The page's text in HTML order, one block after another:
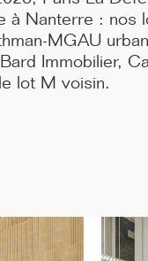
les
l'ouverture
Le
Grand
à Nanterre : nos
MGAU
Immobilier,
lot M voisin.